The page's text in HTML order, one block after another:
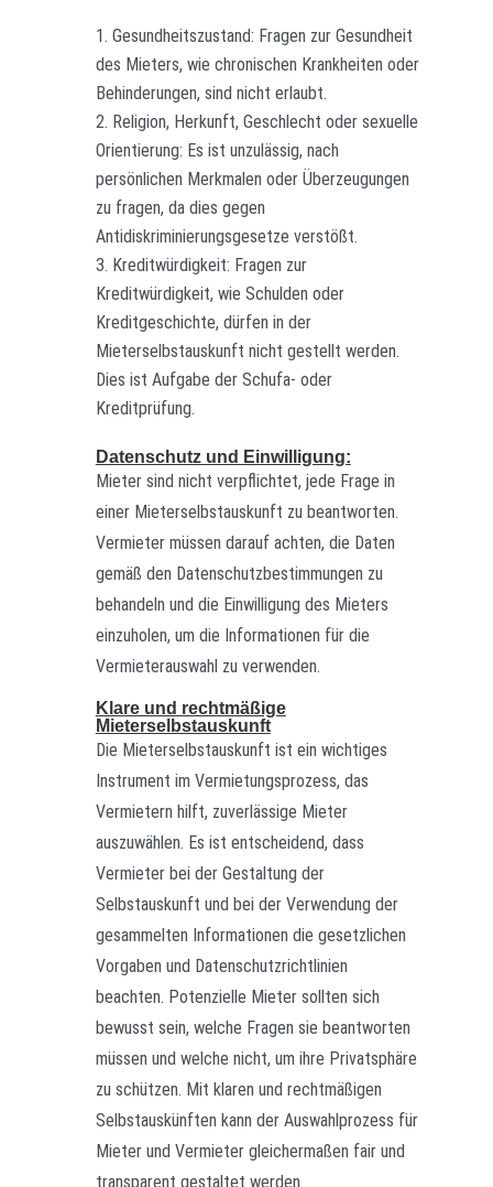
Gesundheitszustand: Fragen zur Gesundheit
des Mieters, wie chronischen Krankheiten oder
Behinderungen, sind nicht erlaubt.
Religion, Herkunft, Geschlecht oder sexuelle
Orientierung: Es ist unzulässig, nach
persönlichen Merkmalen oder Überzeugungen
zu fragen, da dies gegen
Antidiskriminierungsgesetze verstößt.
Kreditwürdigkeit: Fragen zur
Kreditwürdigkeit, wie Schulden oder
Kreditgeschichte, dürfen in der
Mieterselbstauskunft nicht gestellt werden.
Dies ist Aufgabe der Schufa- oder
Kreditprüfung.
Datenschutz und Einwilligung:
Mieter sind nicht verpflichtet, jede Frage in
einer Mieterselbstauskunft zu beantworten.
Vermieter müssen darauf achten, die Daten
gemäß den Datenschutzbestimmungen zu
behandeln und die Einwilligung des Mieters
einzuholen, um die Informationen für die
Vermieterauswahl zu verwenden.
Klare und rechtmäßige
Mieterselbstauskunft
Die Mieterselbstauskunft ist ein wichtiges
Instrument im Vermietungsprozess, das
Vermietern hilft, zuverlässige Mieter
auszuwählen. Es ist entscheidend, dass
Vermieter bei der Gestaltung der
Selbstauskunft und bei der Verwendung der
gesammelten Informationen die gesetzlichen
Vorgaben und Datenschutzrichtlinien
beachten. Potenzielle Mieter sollten sich
bewusst sein, welche Fragen sie beantworten
müssen und welche nicht, um ihre Privatsphäre
zu schützen. Mit klaren und rechtmäßigen
Selbstauskünften kann der Auswahlprozess für
Mieter und Vermieter gleichermaßen fair und
transparent gestaltet werden.